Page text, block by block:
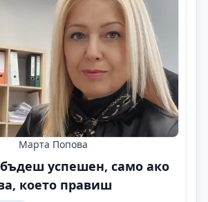
Марта Попова
успешен, само ако
което правиш